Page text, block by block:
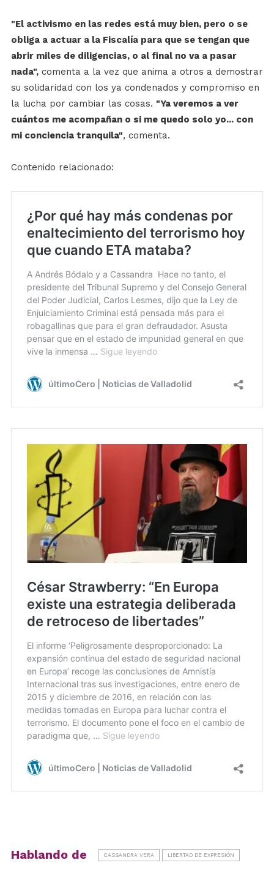
"El activismo en las redes está muy bien, pero o se
obliga a actuar a la Fiscalía para que se tengan que
abrir miles de diligencias, o al final no va a pasar
nada",comenta a la vez que anima a otros a demostrar
su solidaridad con los ya condenados y compromiso en
la lucha por cambiar las cosas. "Ya veremos a ver
cuántos me acompañan o si me quedo solo yo... con
mi conciencia tranquila", comenta.
Contenido relacionado:
Hablando de CASSANDRA VERA LIBERTAD DE EXPRESIÓN